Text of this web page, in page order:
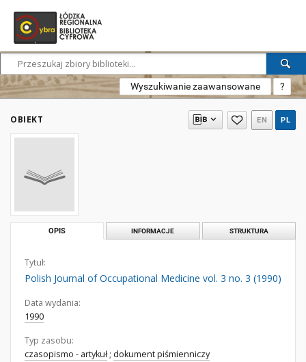
Wyszukiwanie zaawansowane ?
OBIEKT EN PL
OPIS INFORMACJE STRUKTURA
Tytuł:
Polish Journal of Occupational Medicine vol. 3 no. 3 (1990)
Data wydania:
1990
Typ zasobu:
czasopismo - artykuł ; dokument piśmienniczy